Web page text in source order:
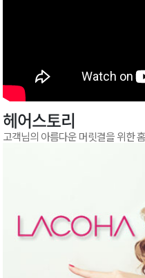
헤어스토리
고객님의 아름다운 머릿결을 위한